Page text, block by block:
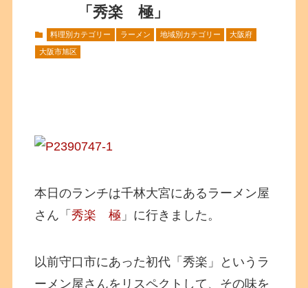
「秀楽 極」
料理別カテゴリー ラーメン 地域別カテゴリー 大阪府
大阪市旭区
本日のランチは千林大宮にあるラーメン屋
さん「秀楽 極 」に行きました。
以前守口市にあった初代「秀楽」というラ
ーメン屋さんをリスペクトして、その味を